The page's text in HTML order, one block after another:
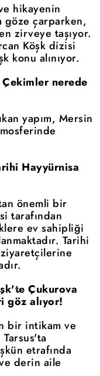
hikayenin
göze çarparken,
zirveye taşıyor.
Köşk dizisi
konu alınıyor.
nerede
yapım, Mersin
Hayyürnisa
önemli bir
tarafından
ev sahipliği
Tarihi
Çukurova
göz alıyor!
bir intikam ve
etrafında
derin aile